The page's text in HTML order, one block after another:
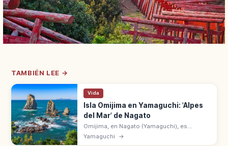
TAMBIÉN LEE →
Vida
Isla Omijima en Yamaguchi: 'Alpes
del Mar' de Nagato
Omijima, en Nagato (Yamaguchi), es
conocida como los 'Alpes del Mar' por sus
acantilados, cuevas y rocas frente al mar
Yamaguchi →